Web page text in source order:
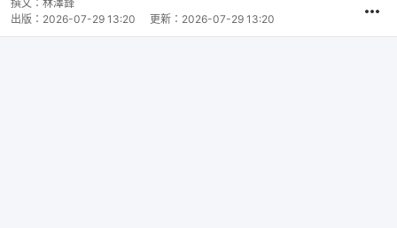
撰文： 林澤鋒
出版： 2026-07-29 13:20 更新： 2026-07-29 13:20